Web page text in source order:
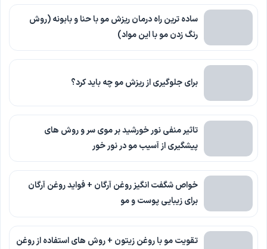
ساده ترین راه درمان ریزش مو با حنا و بابونه (روش
رنگ زدن مو با این مواد)
برای جلوگیری از ریزش مو چه باید کرد؟
تاثیر منفی نور خورشید بر موی سر و روش های
پیشگیری از آسیب مو در نور خور
خواص شگفت انگیز روغن آرگان + فواید روغن آرگان
برای زیبایی پوست و مو
تقویت مو با روغن زیتون + روش های استفاده از روغن